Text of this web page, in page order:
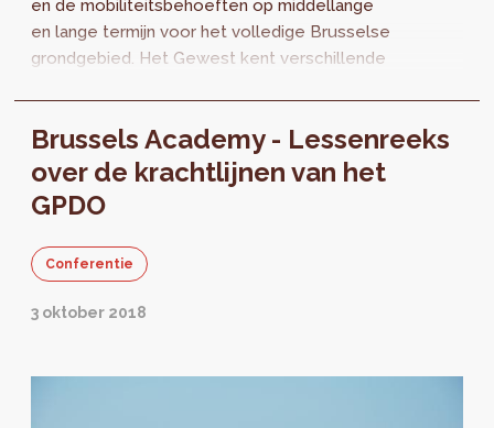
en de mobiliteitsbehoeften op middellange
en lange termijn voor het volledige Brusselse
grondgebied. Het Gewest kent verschillende
Brussels Academy - Lessenreeks
over de krachtlijnen van het
GPDO
Conferentie
3 oktober 2018